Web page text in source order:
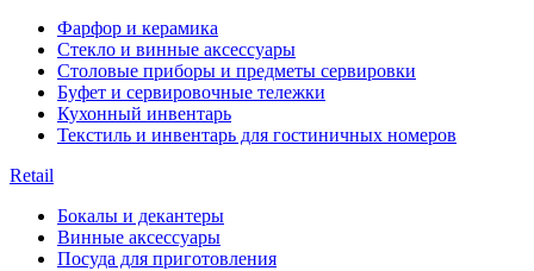
Фарфор и керамика
Стекло и винные аксессуары
Столовые приборы и предметы сервировки
Буфет и сервировочные тележки
Кухонный инвентарь
Текстиль и инвентарь для гостиничных номеров
Retail
Бокалы и декантеры
Винные аксессуары
Посуда для приготовления